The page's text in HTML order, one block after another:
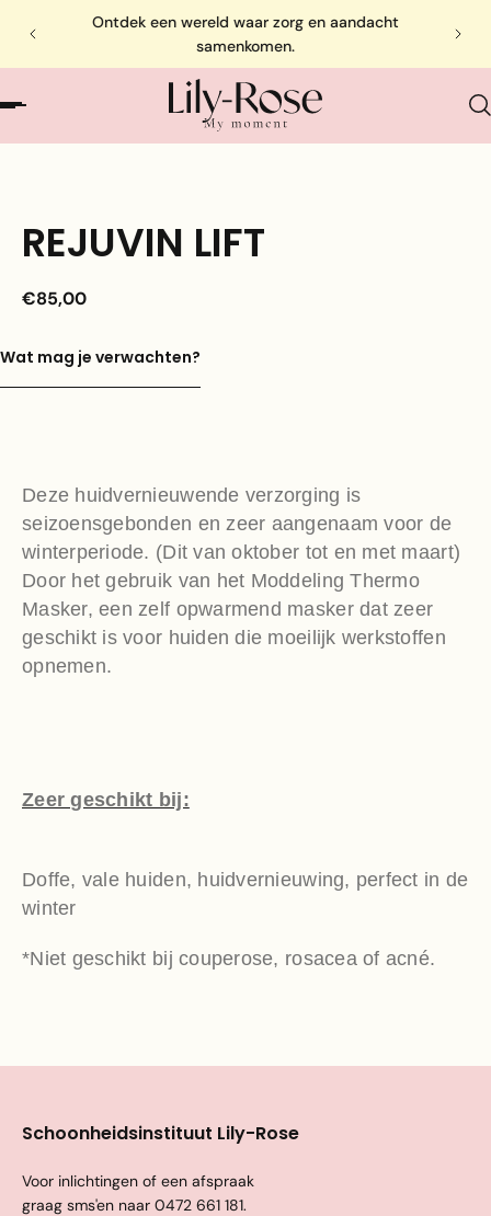
Ontdek een wereld waar zorg en aandacht
samenkomen.
REJUVIN LIFT
€85,00
Wat mag je verwachten?
Deze huidvernieuwende verzorging is
seizoensgebonden en zeer aangenaam voor de
winterperiode. (Dit van oktober tot en met maart)
Door het gebruik van het Moddeling Thermo
Masker, een zelf opwarmend masker dat zeer
geschikt is voor huiden die moeilijk werkstoffen
opnemen.
Zeer geschikt bij:
Doffe, vale huiden, huidvernieuwing, perfect in de
winter
*Niet geschikt bij couperose, rosacea of acné.
Schoonheidsinstituut Lily-Rose
Voor inlichtingen of een afspraak
graag sms'en naar 0472 661 181.